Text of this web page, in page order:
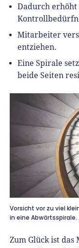
Dadurch erhöht
Mitarbeiter
entziehen.
Eine Spirale
beide Seiten
Vorsicht vor zu viel
in eine Abwärtsspirale.
Zum Glück ist das